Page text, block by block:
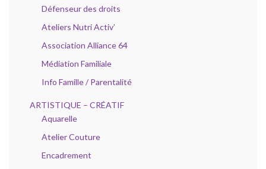
Défenseur des droits
Ateliers Nutri Activ’
Association Alliance 64
Médiation Familiale
Info Famille / Parentalité
ARTISTIQUE – CRÉATIF
Aquarelle
Atelier Couture
Encadrement